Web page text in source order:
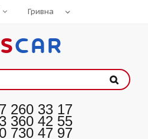
CAR
260 33 17
360 42 55
730 47 97